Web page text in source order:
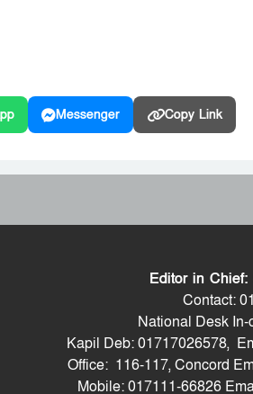
Messenger Copy Link
Editor in
Contact:
National Desk
Kapil Deb: 01717026578,
Office: 116-117, Concord
Mobile: 017111-66826